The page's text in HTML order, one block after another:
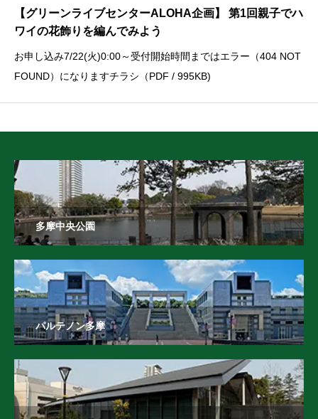
【グリーンライブセンターALOHA企画】 第1回親子でハ
ワイの花飾りを編んでみよう
お申し込み7/22(火)0:00～受付開始時間まではエラー（404 NOT
FOUND）になりますチラシ（PDF / 995KB)
多摩中央公園
パルテノン多摩